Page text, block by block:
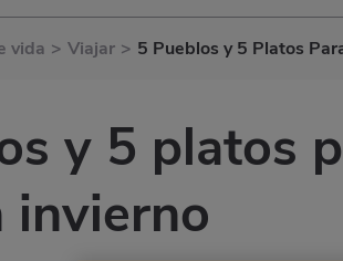
vida > Viajar > 5 Pueblos y 5 Platos
y 5 platos
invierno